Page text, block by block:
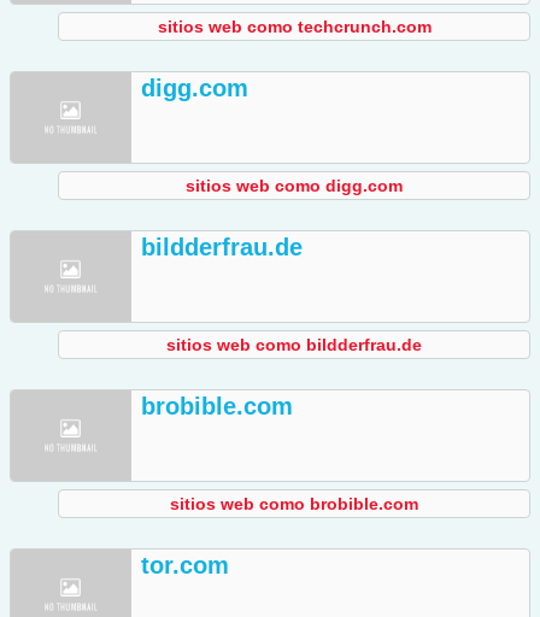
sitios web como techcrunch.com
digg.com
sitios web como digg.com
bildderfrau.de
sitios web como bildderfrau.de
brobible.com
sitios web como brobible.com
tor.com